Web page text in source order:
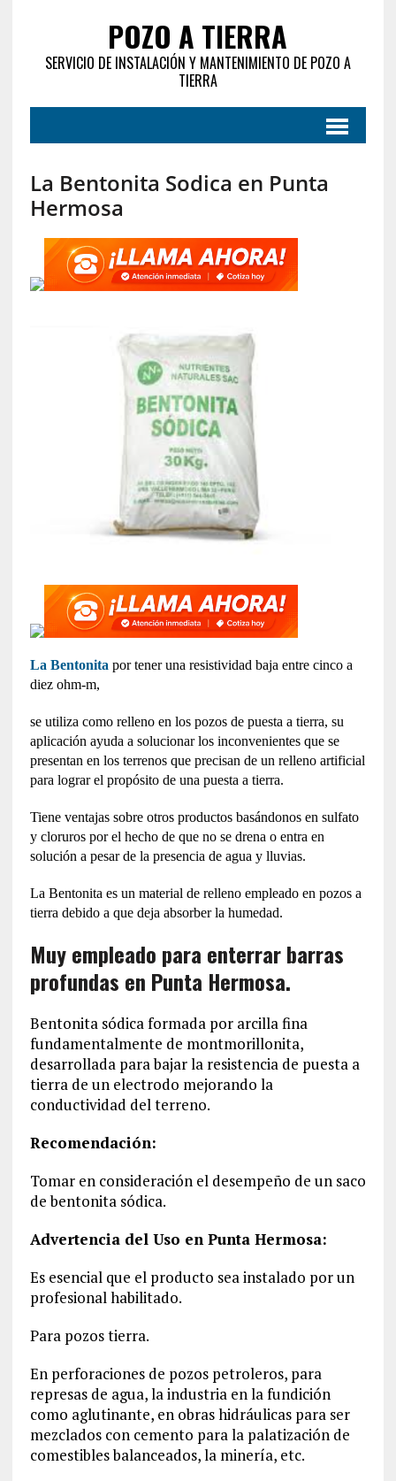
POZO A TIERRA
SERVICIO DE INSTALACIÓN Y MANTENIMIENTO DE POZO A
TIERRA
La Bentonita Sodica en Punta
Hermosa
La Bentonita por tener una resistividad baja entre cinco a
diez ohm-m,
se utiliza como relleno en los pozos de puesta a tierra, su
aplicación ayuda a solucionar los inconvenientes que se
presentan en los terrenos que precisan de un relleno artificial
para lograr el propósito de una puesta a tierra.
Tiene ventajas sobre otros productos basándonos en sulfato
y cloruros por el hecho de que no se drena o entra en
solución a pesar de la presencia de agua y lluvias.
La Bentonita es un material de relleno empleado en pozos a
tierra debido a que deja absorber la humedad.
Muy empleado para enterrar barras
profundas en Punta Hermosa.
Bentonita sódica formada por arcilla fina
fundamentalmente de montmorillonita,
desarrollada para bajar la resistencia de puesta a
tierra de un electrodo mejorando la
conductividad del terreno.
Recomendación:
Tomar en consideración el desempeño de un saco
de bentonita sódica.
Advertencia del Uso en Punta Hermosa:
Es esencial que el producto sea instalado por un
profesional habilitado.
Para pozos tierra.
En perforaciones de pozos petroleros, para
represas de agua, la industria en la fundición
como aglutinante, en obras hidráulicas para ser
mezclados con cemento para la palatización de
comestibles balanceados, la minería, etc.